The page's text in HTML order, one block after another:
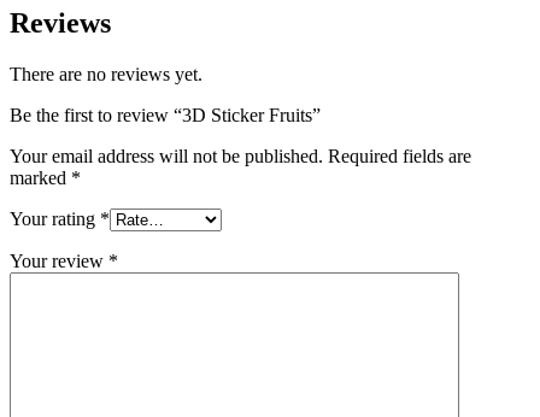
Reviews
There are no reviews yet.
Be the first to review “3D Sticker Fruits”
Your email address will not be published. Required fields are
marked *
Your rating *
Your review *